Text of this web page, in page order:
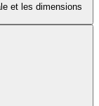
et les dimensions